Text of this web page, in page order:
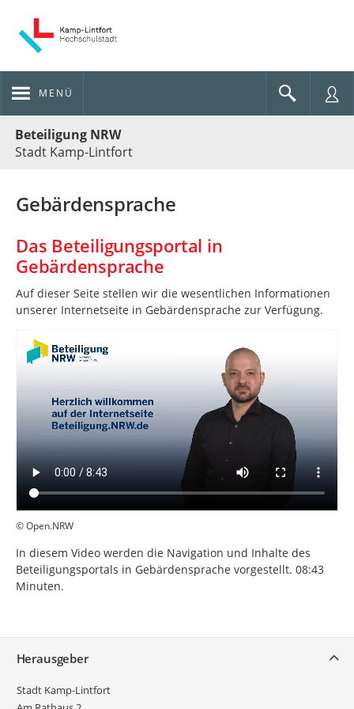
MENÜ
Beteiligung NRW
Stadt Kamp-Lintfort
Gebärdensprache
Das Beteiligungsportal in
Gebärdensprache
Auf dieser Seite stellen wir die we­sent­lichen In­for­ma­tionen
unserer In­ter­netseite in Ge­bär­den­sprache zur Ver­fügung.
© Open.NRW
In diesem Video werden die Navigation und Inhalte des
Beteiligungsportals in Gebärdensprache vorgestellt. 08:43
Minuten.
Herausgeber
Stadt Kamp-Lintfort